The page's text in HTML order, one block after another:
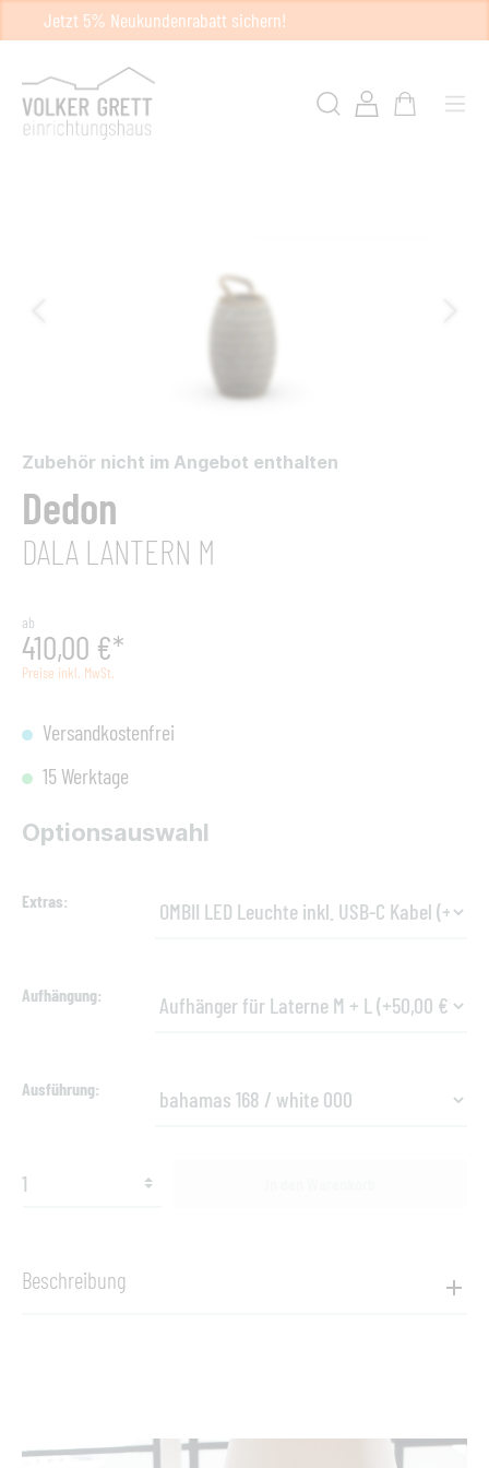
Jetzt 5% Neukundenrabatt sichern!
Zubehör nicht im Angebot enthalten
Dedon
DALA LANTERN M
ab
410,00 €*
Preise inkl. MwSt.
Versandkostenfrei
15 Werktage
Optionsauswahl
Extras
Aufhängung
Ausführung
Beschreibung
pulverbeschichteten Aluminiumrahmen geflochten ist.